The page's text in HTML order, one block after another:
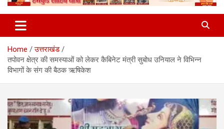
Home
उत्तराखंड
तपोवन क्षेत्र की समस्याओं को लेकर कैबिनेट मंत्री सुबोध उनियाल ने विभिन्न
विभागों के संग की बैठक ऋषिकेश